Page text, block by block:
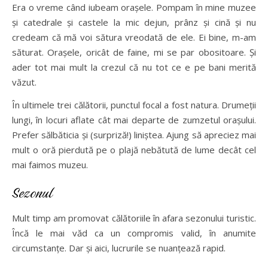
Era o vreme când iubeam orașele. Pompam în mine muzee
și catedrale și castele la mic dejun, prânz și cină și nu
credeam că mă voi sătura vreodată de ele. Ei bine, m-am
săturat. Orașele, oricât de faine, mi se par obositoare. Și
ader tot mai mult la crezul că nu tot ce e pe bani merită
văzut.
În ultimele trei călătorii, punctul focal a fost natura. Drumeții
lungi, în locuri aflate cât mai departe de zumzetul orașului.
Prefer sălbăticia și (surpriză!) liniștea. Ajung să apreciez mai
mult o oră pierdută pe o plajă nebătută de lume decât cel
mai faimos muzeu.
Sezonul
Mult timp am promovat călătoriile în afara sezonului turistic.
Încă le mai văd ca un compromis valid, în anumite
circumstanțe. Dar și aici, lucrurile se nuanțează rapid.